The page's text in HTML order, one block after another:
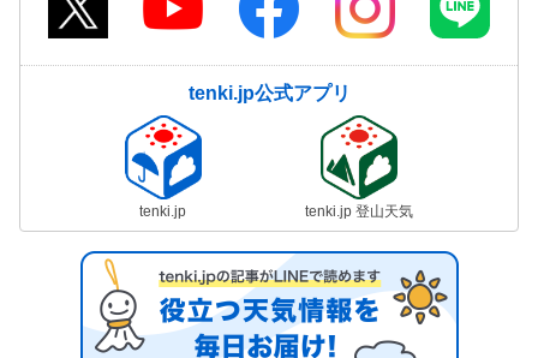
tenki.jp公式アプリ
tenki.jp tenki.jp 登山天気